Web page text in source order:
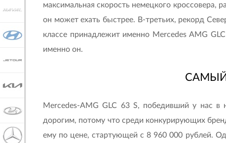
максимальная скорость немецкого кроссовера,
он может ехать быстрее. В-третьих, рекорд
классе принадлежит именно Mercedes AMG
именно он.
Mercedes-AMG GLC 63 S, победивший у нас
дорогим, потому что среди конкурирующих
ему по цене, стартующей с 8 960 000 руб­лей.
HYUNDAI
MERCEDES-BENZ